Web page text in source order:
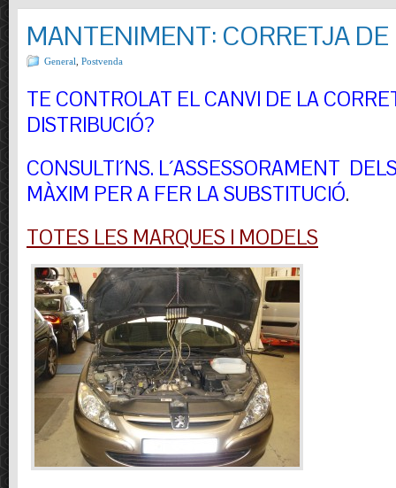
MANTENIMENT: CORRETJA
General Postvenda
TE CONTROLAT EL CANVI DE LA
DISTRIBUCIÓ?
CONSULTI´NS. L´ASSESSORAMENT
MÀXIM PER A FER LA SUBSTITUCIÓ.
TOTES LES MARQUES I MODELS